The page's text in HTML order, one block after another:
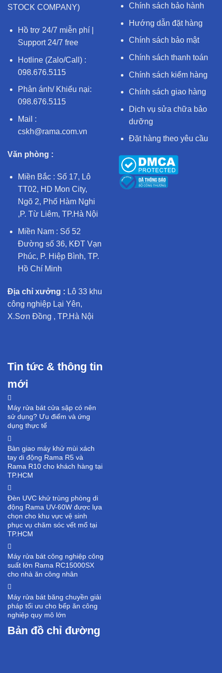
STOCK COMPANY)
Hồ trợ 24/7 miễn phí |
Support 24/7 free
Hotline (Zalo/Call) :
098.676.5115
Phản ánh/ Khiếu nại:
098.676.5115
Mail :
cskh@rama.com.vn
Văn phòng :
Miền Bắc : Số 17, Lô
TT02, HD Mon City,
Ngõ 2, Phố Hàm Nghi
,P. Từ Liêm, TP.Hà Nội
Miền Nam : Số 52
Đường số 36, KĐT Vạn
Phúc, P. Hiệp Bình, TP.
Hồ Chí Minh
Địa chỉ xưởng : Lô 33 khu
công nghiệp Lại Yên,
X.Sơn Đồng , TP.Hà Nội
Chính sách bảo hành
Hướng dẫn đặt hàng
Chính sách bảo mật
Chính sách thanh toán
Chính sách kiểm hàng
Chính sách giao hàng
Dịch vụ sửa chữa bảo
dưỡng
Đặt hàng theo yêu cầu
Tin tức & thông tin
mới
Máy rửa bát cửa sập có nên
sử dụng? Ưu điểm và ứng
dụng thực tế
Bàn giao máy khử mùi xách
tay di động Rama R5 và
Rama R10 cho khách hàng tại
TP.HCM
Đèn UVC khử trùng phòng di
động Rama UV-60W được lựa
chọn cho khu vực vệ sinh
phục vụ chăm sóc vết mổ tại
TP.HCM
Máy rửa bát công nghiệp công
suất lớn Rama RC15000SX
cho nhà ăn công nhân
Máy rửa bát băng chuyền giải
pháp tối ưu cho bếp ăn công
nghiệp quy mô lớn
Bản đồ chỉ đường